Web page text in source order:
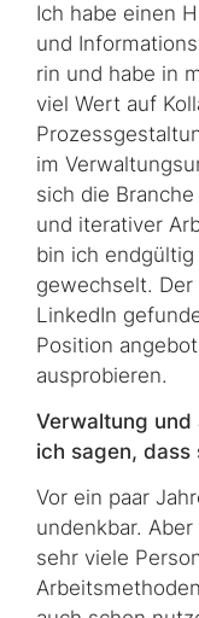
Ich habe einen
und
rin und habe in
viel Wert auf
im
sich die
und it­er­ativer
bin ich endgültig
gewechselt.
LinkedIn
Position
ausprobieren.
Verwaltung und
ich sagen,
Vor ein paar
undenkbar.
sehr viele